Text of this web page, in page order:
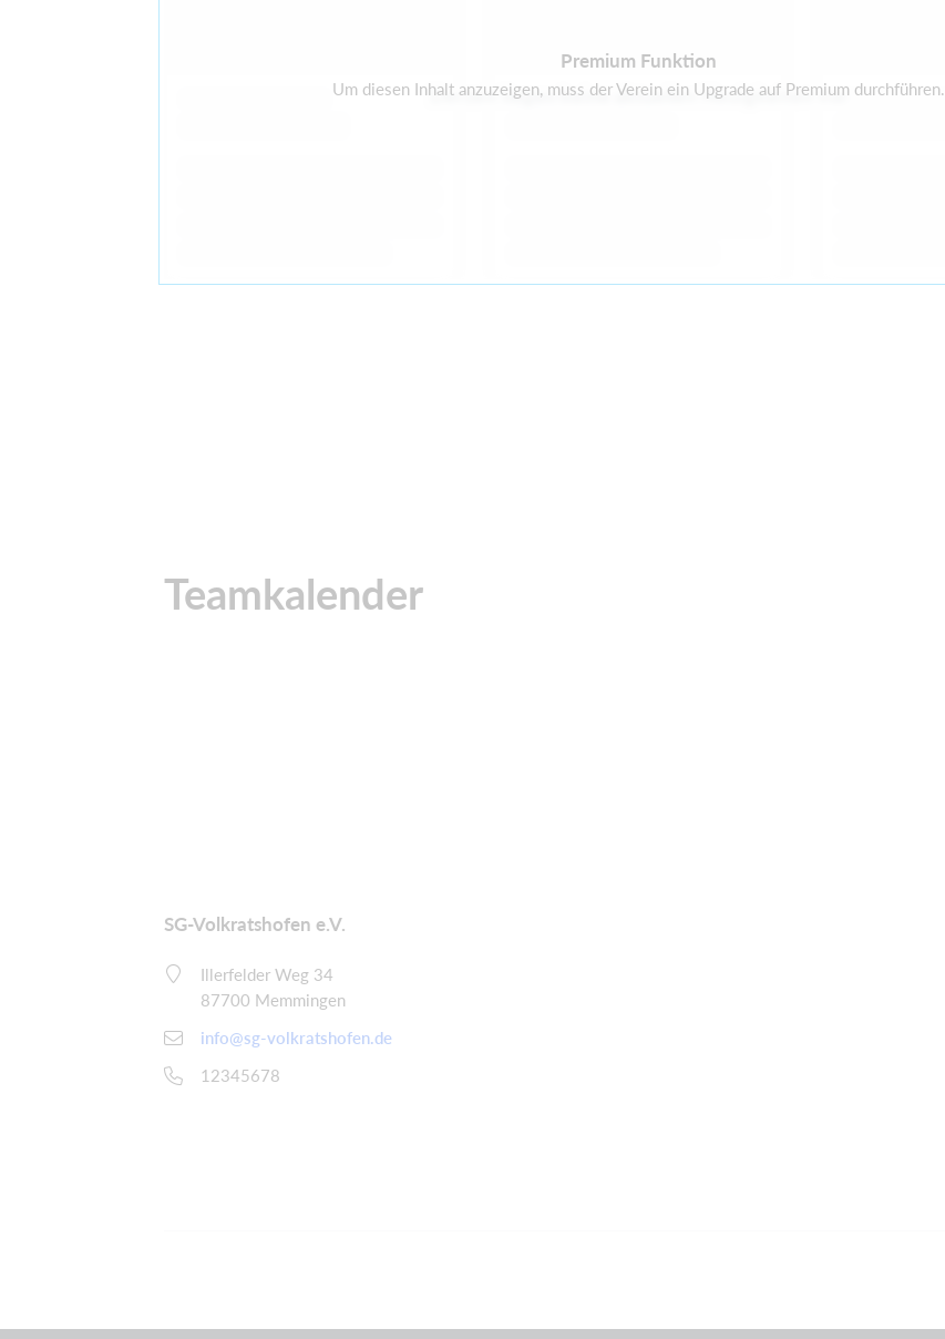
Premium Funktion
Um diesen Inhalt anzuzeigen, muss der Verein ein Upgrade auf Premium durchführen.
Derzeit liegen keine aktuellen Neuigkeiten vor
Teamkalender
SG-Volkratshofen e.V.
Illerfelder Weg 34
87700 Memmingen
info@sg-volkratshofen.de
12345678